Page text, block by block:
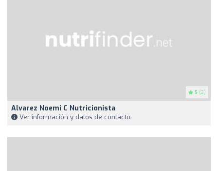
5 (2)
Alvarez Noemi C Nutricionista
Ver información y datos de contacto